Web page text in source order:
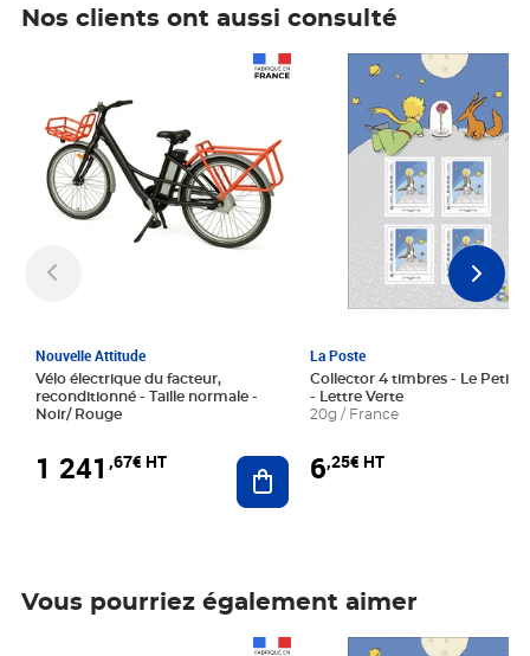
Nos clients ont aussi consulté
Nouvelle Attitude
Vélo électrique du facteur,
reconditionné - Taille normale -
Noir/ Rouge
1 241 ,67€ HT Ajouter au panier
La Poste
Collector 4 timbres - Le Petit
- Lettre Verte
20g / France
6,25€ HT
Prix 6,25€ HT
Vous pourriez également aimer
Prix 6,25€ HT